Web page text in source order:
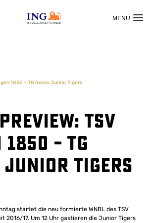
OFFIZIELLER HAUPTSPONSOR
1850 – TG Neuss Junior Tigers
TSV
– TG
Junior Tigers
startet die neu formierte WNBL des TSV
2016/17. Um 12 Uhr gastieren die Junior Tigers